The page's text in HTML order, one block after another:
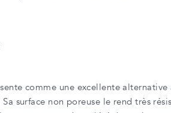
comme une excellente
Sa surface non poreuse le rend très